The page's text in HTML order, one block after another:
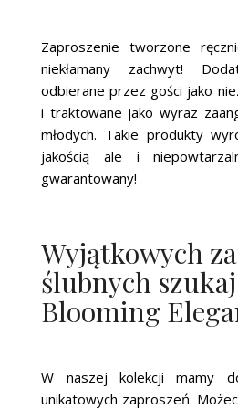
Zaproszenie tworzone
niekłamany zachwyt!
odbierane przez gości jako
i traktowane jako wyraz
młodych. Takie produkty
jakością ale i
gwarantowany!
Wyjątkowych
ślubnych
Blooming
W naszej kolekcji mamy
unikatowych zaproszeń.